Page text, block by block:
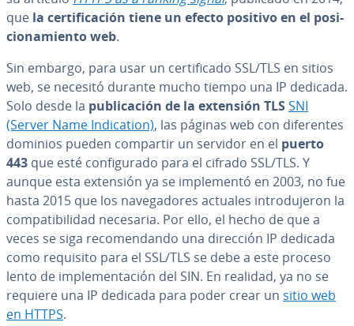
que la ce­r­ti­fi­ca­ción tiene un efecto positivo en el po­si­
cio­na­mie­n­to web.
Sin embargo, para usar un ce­r­ti­fi­ca­do SSL/TLS en sitios
web, se necesitó durante mucho tiempo una IP dedicada.
Solo desde la pu­bli­ca­ción de la extensión TLSSNI
(Server Name In­di­ca­tion), las páginas web con di­fe­re­n­tes
dominios pueden compartir un servidor en el puerto
443 que esté co­n­fi­gu­ra­do para el cifrado SSL/TLS. Y
aunque esta extensión ya se im­ple­me­n­tó en 2003, no fue
hasta 2015 que los na­ve­ga­do­res actuales in­tro­du­je­ron la
co­m­pa­ti­bi­li­dad necesaria. Por ello, el hecho de que a
veces se siga re­co­me­n­da­n­do una dirección IP dedicada
como requisito para el SSL/TLS se debe a este proceso
lento de im­ple­me­n­ta­ción del SIN. En realidad, ya no se
requiere una IP dedicada para poder crear un sitio web
en HTTPS.